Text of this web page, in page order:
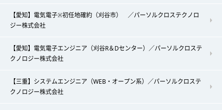
【愛知】電気電子※初任地確約（刈谷市） ／パーソルクロステクノロ
ジー株式会社
【愛知】電気電子エンジニア（刈谷R＆Dセンター）／パーソルクロステ
クノロジー株式会社
【三重】システムエンジニア（WEB・オープン系）／パーソルクロステ
クノロジー株式会社